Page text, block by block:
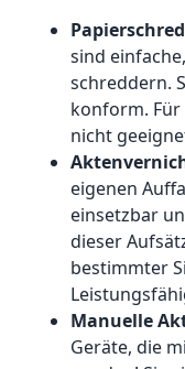
sind
schreddern.
konform.
nicht
eigenen
einsetzbar
dieser
bestimmter
Manuelle
Geräte, die